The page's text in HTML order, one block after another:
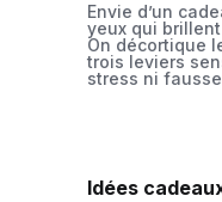
Envie d’un
yeux qui
On décortique
trois leviers
stress ni
Idées